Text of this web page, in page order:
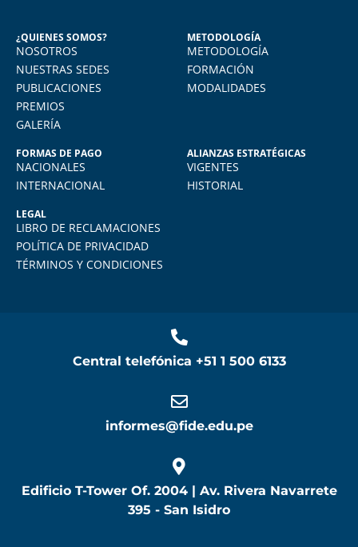
Aprendí muchísimo. Uso todo lo aprendido
en mi quehacer diario, actualmente me
desempeño como jefe de RRHH en la
empresa donde laboro.
¿QUIENES SOMOS?
NOSOTROS
NUESTRAS SEDES
PUBLICACIONES
PREMIOS
GALERÍA
METODOLOGÍA
METODOLOGÍA
FORMACIÓN
MODALIDADES
FORMAS DE PAGO
NACIONALES
INTERNACIONAL
ALIANZAS ESTRATÉGICAS
VIGENTES
HISTORIAL
LEGAL
LIBRO DE RECLAMACIONES
POLÍTICA DE PRIVACIDAD
TÉRMINOS Y CONDICIONES
Central telefónica +51 1 500 6133
informes@fide.edu.pe
Edificio T-Tower Of. 2004 | Av. Rivera Navarrete
395 - San Isidro